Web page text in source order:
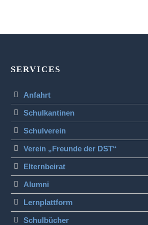
SERVICES
Anfahrt
Schulkantinen
Schulverein
Verein „Freunde der DST“
Elternbeirat
Alumni
Lernplattform
Schulbücher